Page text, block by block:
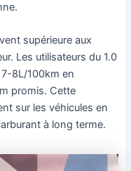
supérieure aux
Les utilisateurs du 1.0
8L/100km en
promis. Cette
sur les véhicules en
à long terme.